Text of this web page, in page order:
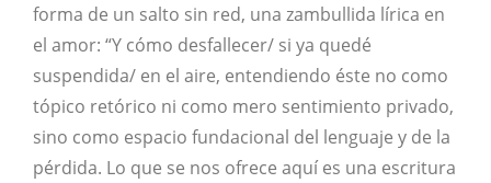
forma de un salto sin red, una zambullida lírica en
el amor: “Y cómo desfallecer/ si ya quedé
suspendida/ en el aire, entendiendo éste no como
tópico retórico ni como mero sentimiento privado,
sino como espacio fundacional del lenguaje y de la
pérdida. Lo que se nos ofrece aquí es una escritura